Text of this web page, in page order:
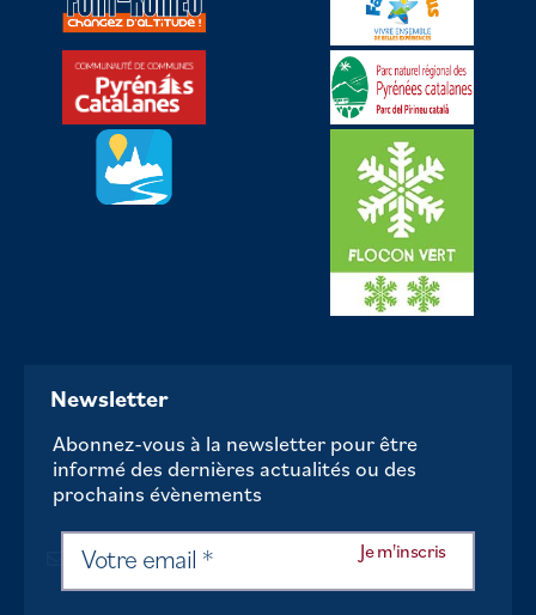
Newsletter
Abonnez-vous à la newsletter pour être
informé des dernières actualités ou des
prochains évènements